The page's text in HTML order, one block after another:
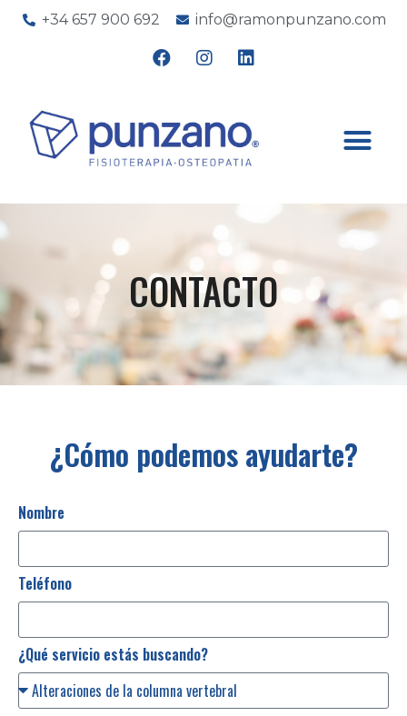
+34 657 900 692 info@ramonpunzano.com
CONTACTO
¿Cómo podemos ayudarte?
Nombre
Teléfono
¿Qué servicio estás buscando?